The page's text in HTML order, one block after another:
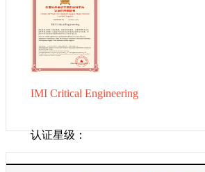
IMI Critical Engineering
认证星级：